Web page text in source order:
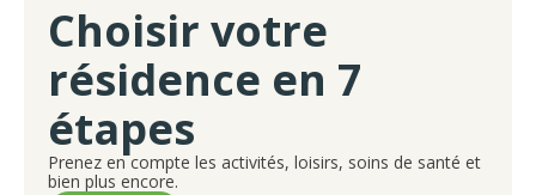
Choisir votre
résidence en 7
étapes
Prenez en compte les activités, loisirs, soins de santé et
bien plus encore.